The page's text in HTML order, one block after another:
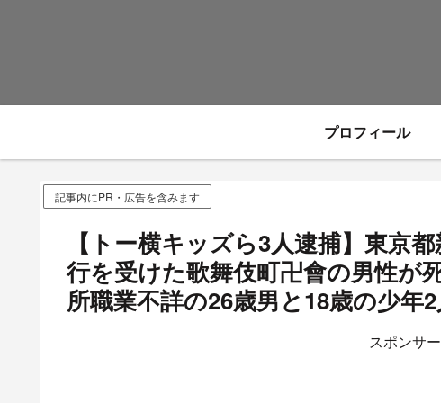
プロフィール
記事内にPR・広告を含みます
【トー横キッズら3人逮捕】東京
行を受けた歌舞伎町卍會の男性が
所職業不詳の26歳男と18歳の少年
スポンサ